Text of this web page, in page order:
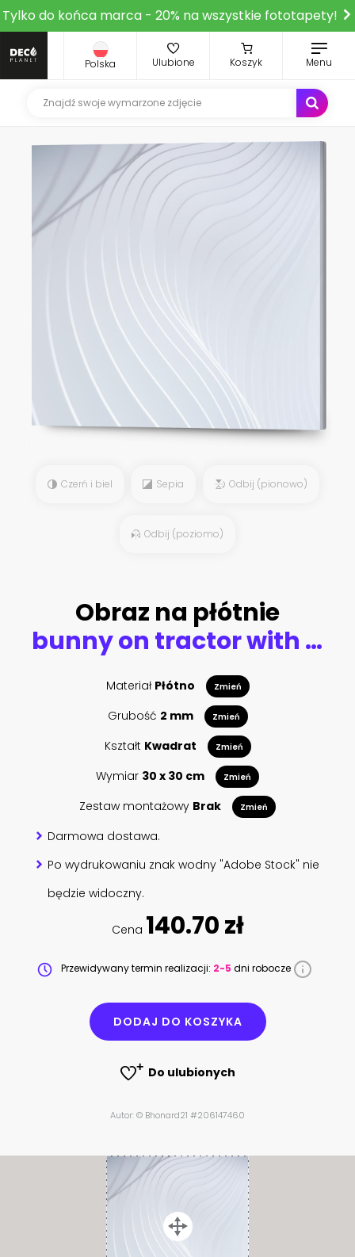
Tylko do końca marca - 20% na wszystkie fototapety!
Polska Ulubione Koszyk Menu
Czerń i biel Sepia Odbij (pionowo)
Odbij (poziomo)
Obraz na płótnie
bunny on tractor with lot of carrots, vector cartoon illustration
Materiał Płótno Zmień
Grubość 2 mm Zmień
Kształt Kwadrat Zmień
Wymiar 30 x 30 cm Zmień
Zestaw montażowy Brak Zmień
Darmowa dostawa.
Po wydrukowaniu znak wodny "Adobe Stock" nie
będzie widoczny.
Cena 140.70 zł
Przewidywany termin realizacji: 2-5 dni robocze
DODAJ DO KOSZYKA
Do ulubionych
Autor: © Bhonard21 #206147460